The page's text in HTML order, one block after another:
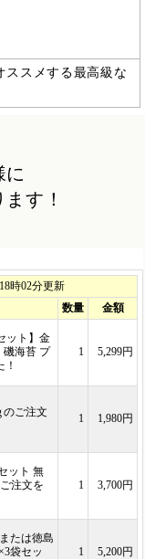
ススメする最高級な
に
す！